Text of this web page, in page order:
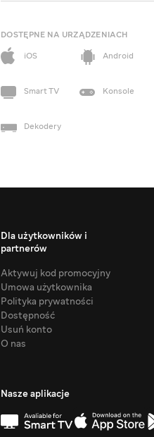
DOSTĘPNE NA URZĄDZENIACH
iOS
Android
Smart TV Konsole
Dekodery
Dla użytkowników i
partnerów
Aktywuj kod promocyjny
Umowa użytkownika
Polityka prywatności
Dostępność
Usuń konto
O nas
Nasze aplikacje